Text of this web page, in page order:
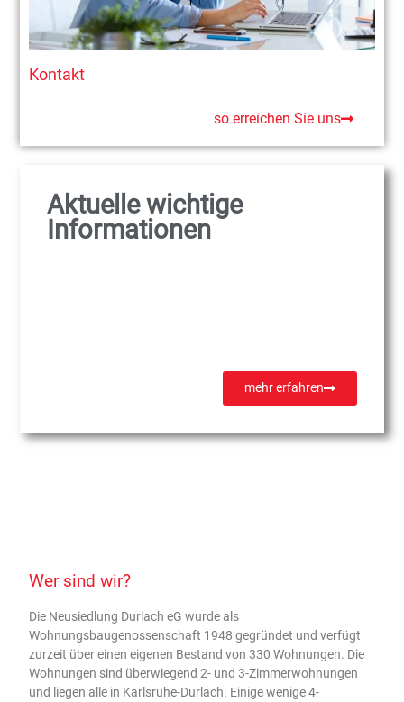
Kontakt
so erreichen Sie uns
Aktuelle wichtige
Informationen
mehr erfahren
Wer sind wir?
Die Neusiedlung Durlach eG wurde als
Wohnungsbaugenossenschaft 1948 gegründet und verfügt
zurzeit über einen eigenen Bestand von 330 Wohnungen. Die
Wohnungen sind überwiegend 2- und 3-Zimmerwohnungen
und liegen alle in Karlsruhe-Durlach. Einige wenige 4-